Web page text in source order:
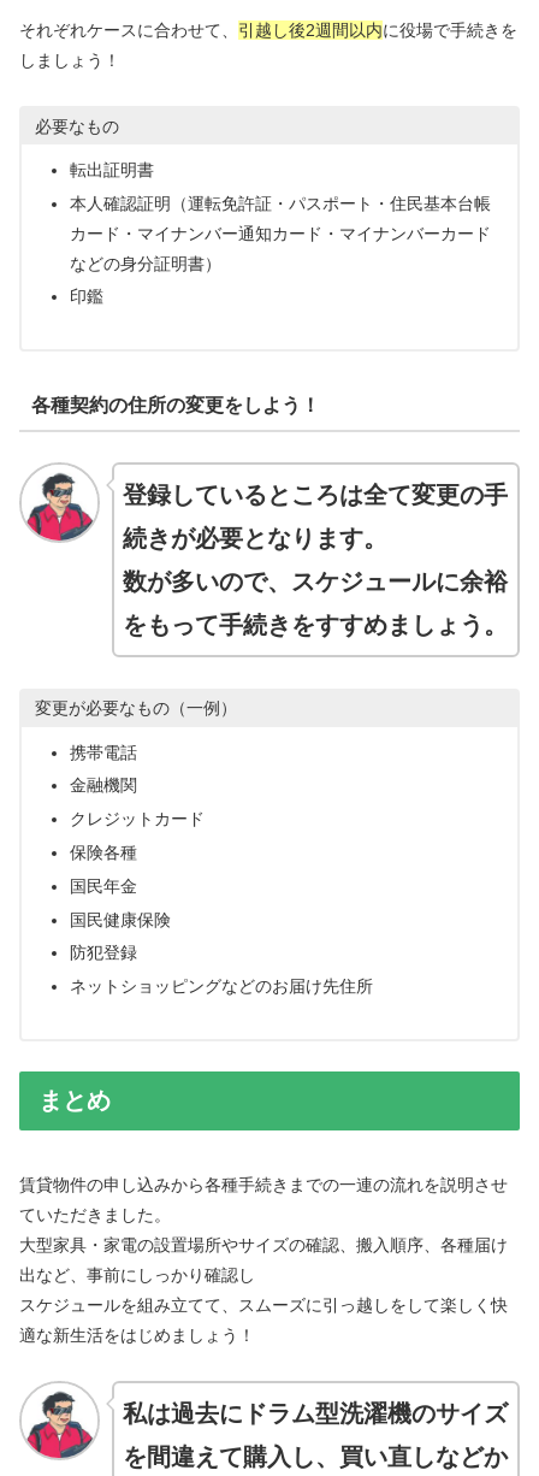
それぞれケースに合わせて、 引越し後2週間以内に役場で手続きを
しましょう！
必要なもの
転出証明書
本人確認証明（運転免許証・パスポート・住民基本台帳
カード・マイナンバー通知カード・マイナンバーカード
などの身分証明書）
印鑑
各種契約の住所の変更をしよう！
登録しているところは全て変更の手
続きが必要となります。
数が多いので、スケジュールに余裕
をもって手続きをすすめましょう。
変更が必要なもの（一例）
携帯電話
金融機関
クレジットカード
保険各種
国民年金
国民健康保険
防犯登録
ネットショッピングなどのお届け先住所
まとめ
賃貸物件の申し込みから各種手続きまでの一連の流れを説明させ
ていただきました。
大型家具・家電の設置場所やサイズの確認、搬入順序、各種届け
出など、事前にしっかり確認し
スケジュールを組み立てて、スムーズに引っ越しをして楽しく快
適な新生活をはじめましょう！
私は過去にドラム型洗濯機のサイズ
を間違えて購入し、買い直しなどか